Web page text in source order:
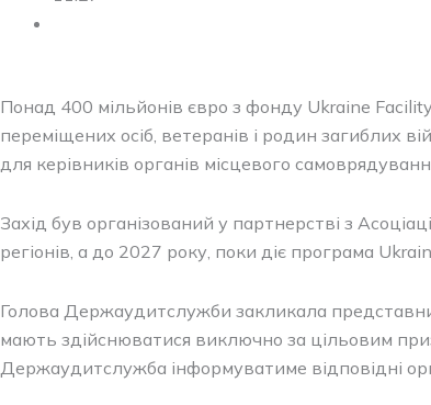
Понад 400 мільйонів євро з фонду Ukraine Facility
переміщених осіб, ветеранів і родин загиблих
для керівників органів місцевого
Захід був організований у партнерстві з
регіонів, а до 2027 року, поки діє програма
Голова Держаудитслужби закликала
мають здійснюватися виключно за цільовим
Держаудитслужба інформуватиме відповідні